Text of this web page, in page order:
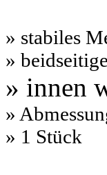
» stabiles
»
» innen
»
» 1 Stück